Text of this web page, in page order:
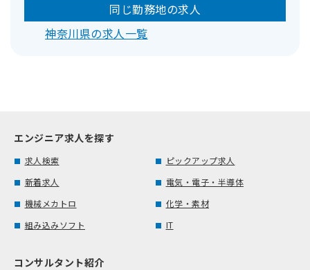
同じ勤務地の求人
神奈川県の求人一覧
エンジニア求人を探す
求人検索
ピックアップ求人
新着求人
電気・電子・半導体
機械メカトロ
化学・素材
組み込みソフト
IT
コンサルタント紹介